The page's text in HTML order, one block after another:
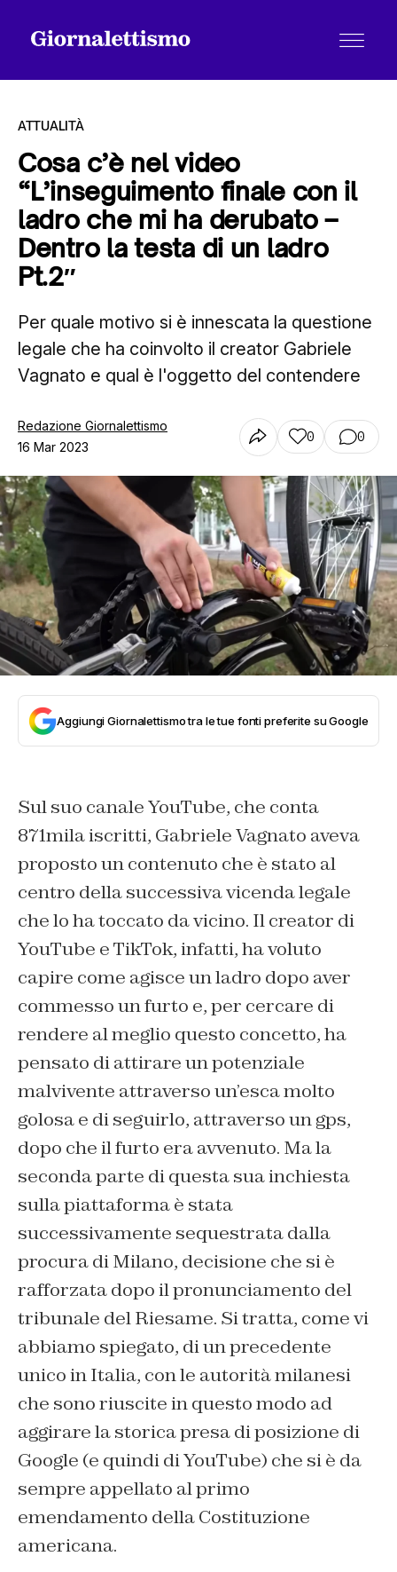
Tutti gli articoli
Chi siamo
Contatti
ATTUALITÀ
Cosa c’è nel video
“L’inseguimento finale con il
ladro che mi ha derubato –
Dentro la testa di un ladro
Pt.2″
Per quale motivo si è innescata la questione
legale che ha coinvolto il creator Gabriele
Vagnato e qual è l'oggetto del contendere
Redazione Giornalettismo
16 Mar 2023
0 0
Aggiungi Giornalettismo tra le tue fonti preferite su Google
Sul suo canale YouTube, che conta
871mila iscritti, Gabriele Vagnato aveva
proposto un contenuto che è stato al
centro della successiva vicenda legale
che lo ha toccato da vicino. Il creator di
YouTube e TikTok, infatti, ha voluto
capire come agisce un ladro dopo aver
commesso un furto e, per cercare di
rendere al meglio questo concetto, ha
pensato di attirare un potenziale
malvivente attraverso un’esca molto
golosa e di seguirlo, attraverso un gps,
dopo che il furto era avvenuto. Ma la
seconda parte di questa sua inchiesta
sulla piattaforma è stata
successivamente sequestrata dalla
procura di Milano, decisione che si è
rafforzata dopo il pronunciamento del
tribunale del Riesame. Si tratta, come vi
abbiamo spiegato, di un precedente
unico in Italia, con le autorità milanesi
che sono riuscite in questo modo ad
aggirare la storica presa di posizione di
Google (e quindi di YouTube) che si è da
sempre appellato al primo
emendamento della Costituzione
americana.